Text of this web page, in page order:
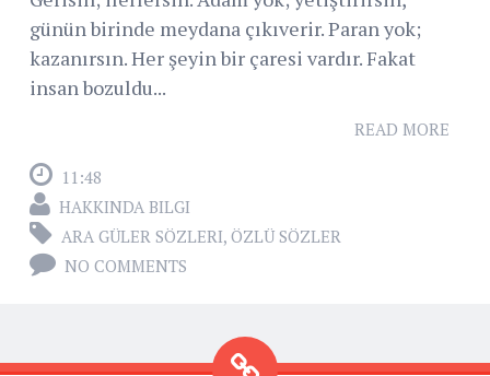
günün birinde meydana çıkıverir. Paran yok;
kazanırsın. Her şeyin bir çaresi vardır. Fakat
insan bozuldu...
READ MORE
11:48
HAKKINDA BILGI
ARA GÜLER SÖZLERI, ÖZLÜ SÖZLER
NO COMMENTS